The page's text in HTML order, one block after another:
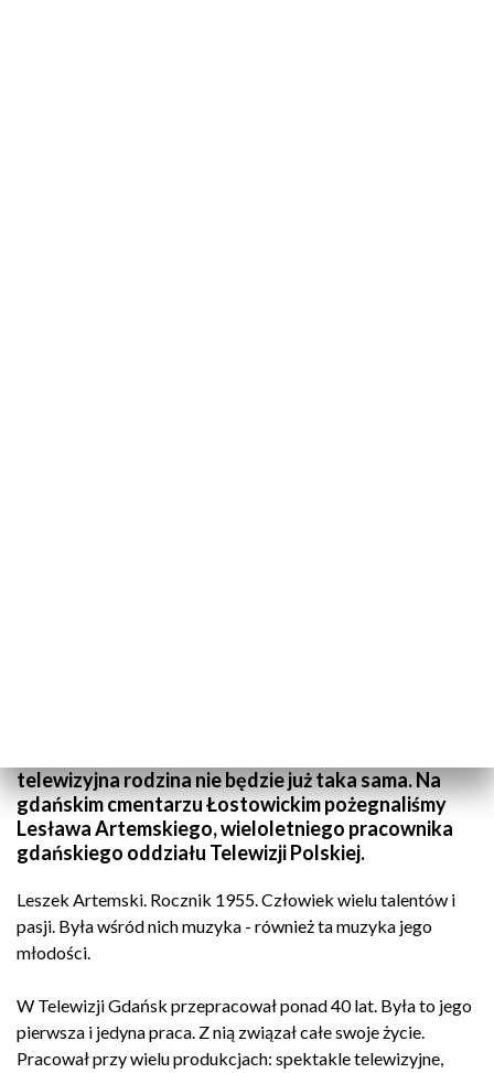
telewizyjna rodzina nie będzie już taka sama. Na
gdańskim cmentarzu Łostowickim pożegnaliśmy
Lesława Artemskiego, wieloletniego pracownika
gdańskiego oddziału Telewizji Polskiej.
Leszek Artemski. Rocznik 1955. Człowiek wielu talentów i
pasji. Była wśród nich muzyka - również ta muzyka jego
młodości.
W Telewizji Gdańsk przepracował ponad 40 lat. Była to jego
pierwsza i jedyna praca. Z nią związał całe swoje życie.
Pracował przy wielu produkcjach: spektakle telewizyjne,